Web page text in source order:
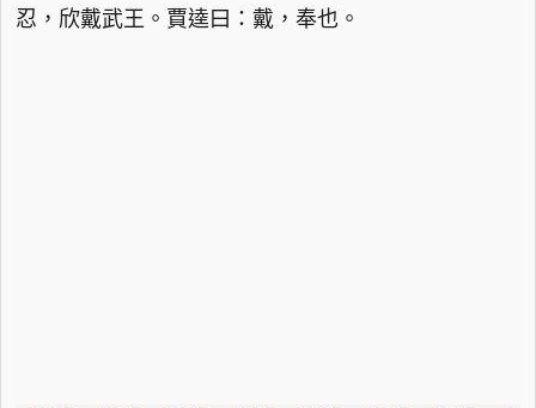
忍，欣戴武王。賈逵曰：戴，奉也。